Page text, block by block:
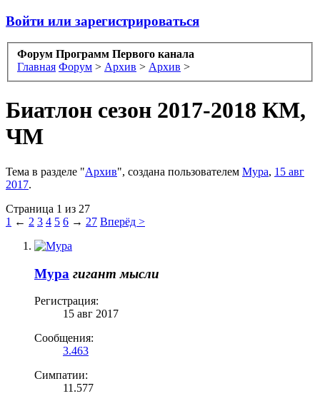
Войти или зарегистрироваться
Форум Программ Первого канала
Главная Форум > Архив > Архив >
Биатлон сезон 2017-2018 КМ,
ЧМ
Тема в разделе "Архив", создана пользователем Мура, 15 авг
2017.
Страница 1 из 27
1 ← 2 3 4 5 6 → 27 Вперёд >
Мура гигант мысли
Регистрация:
15 авг 2017
Сообщения:
3.463
Симпатии:
11.577